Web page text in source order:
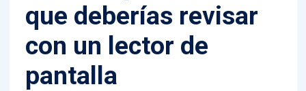
que deberías revisar
con un lector de
pantalla